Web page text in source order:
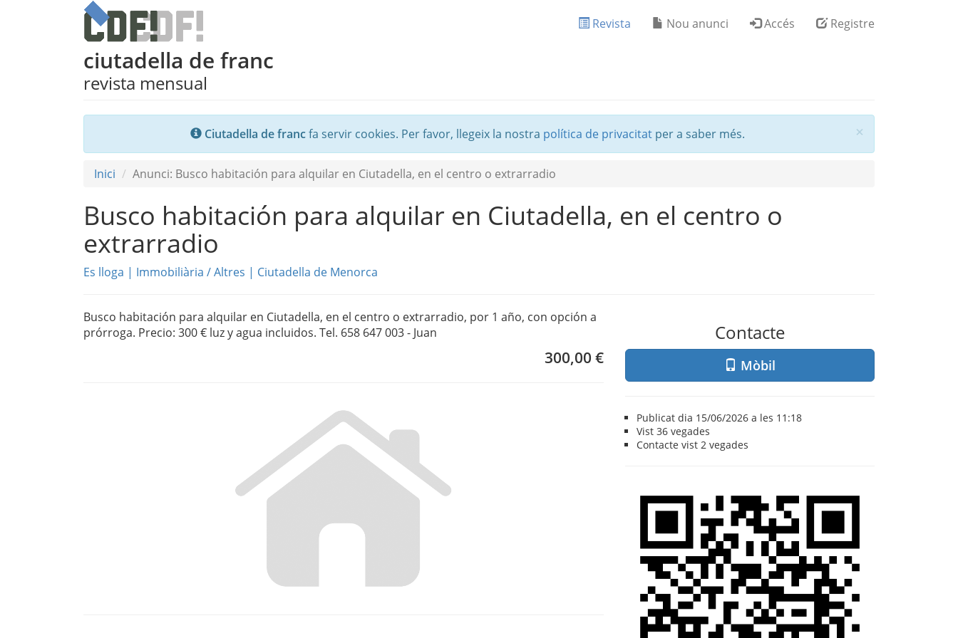
Revista Nou anunci Accés Registre
ciutadella de franc
revista mensual
×
Ciutadella de francfa servir cookies. Per favor, llegeix la nostra política de privacitat per a saber més.
Inici Anunci: Busco habitación para alquilar en Ciutadella, en el centro o extrarradio
Busco habitación para alquilar en Ciutadella, en el centro o
extrarradio
Es lloga | Immobiliària /Altres | Ciutadella de Menorca
Busco habitación para alquilar en Ciutadella, en el centro o extrarradio, por 1 año, con opción a
prórroga. Precio: 300 € luz y agua incluidos. Tel. 658 647 003 - Juan
300,00 €
Contacte
Mòbil
Publicat dia 15/06/2026 a les 11:18
Vist36 vegades
Contacte vist2 vegades